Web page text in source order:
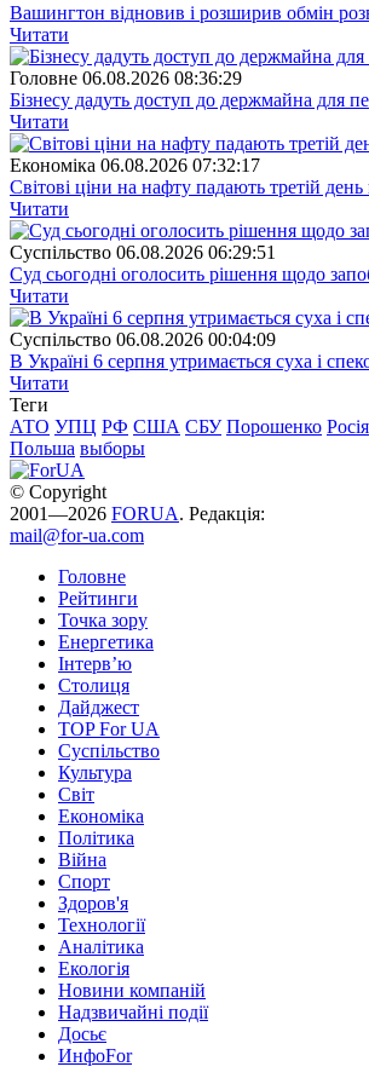
Вашингтон відновив і розширив обмін
Читати
Головне 06.08.2026 08:36:29
Бізнесу дадуть доступ до держмайна для
Читати
Економіка 06.08.2026 07:32:17
Світові ціни на нафту падають третій день
Читати
Суспiльство 06.08.2026 06:29:51
Суд сьогодні оголосить рішення щодо
Читати
Суспiльство 06.08.2026 00:04:09
В Україні 6 серпня утримається суха і
Читати
Теги
АТО УПЦ РФ США СБУ Порошенко Росія
Польша выборы
© Copyright
2001—2026 FORUA. Редакція:
mail@for-ua.com
Головне
Рейтинги
Точка зору
Енергетика
Інтерв’ю
Столиця
Дайджест
TOP For UA
Суспiльство
Культура
Світ
Економіка
Політика
Війна
Спорт
Здоров'я
Технології
Аналітика
Екологія
Новини компаній
Надзвичайні події
Досьє
ИнфоFor